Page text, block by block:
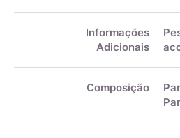
Informações
Adicionais
Composição